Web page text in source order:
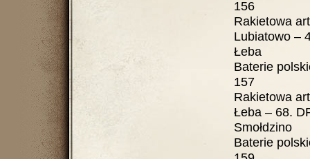
156
Rakietowa
Lubiatowo –
Łeba
Baterie
157
Rakietowa
Łeba – 68.
Smołdzino
Baterie